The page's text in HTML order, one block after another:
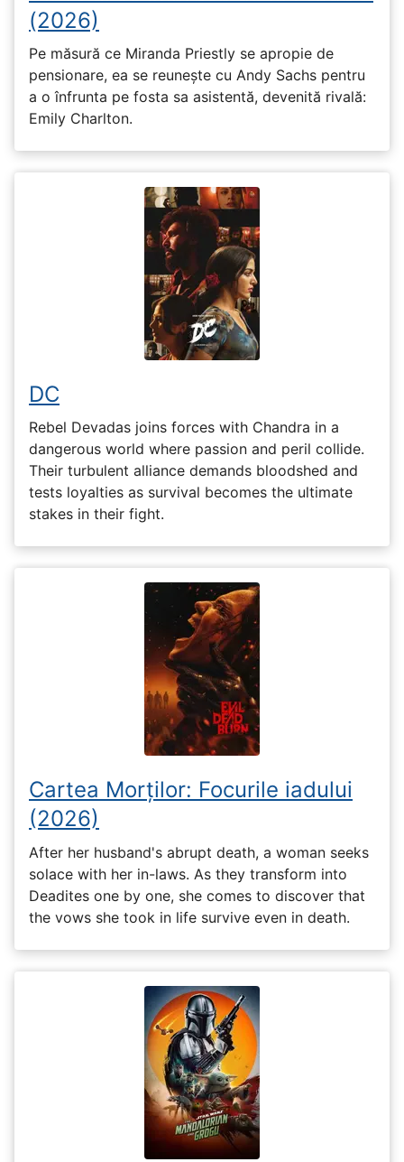
(2026)
Pe măsură ce Miranda Priestly se apropie de
pensionare, ea se reunește cu Andy Sachs pentru
a o înfrunta pe fosta sa asistentă, devenită rivală:
Emily Charlton.
DC
Rebel Devadas joins forces with Chandra in a
dangerous world where passion and peril collide.
Their turbulent alliance demands bloodshed and
tests loyalties as survival becomes the ultimate
stakes in their fight.
Cartea Morților: Focurile iadului
(2026)
After her husband's abrupt death, a woman seeks
solace with her in-laws. As they transform into
Deadites one by one, she comes to discover that
the vows she took in life survive even in death.